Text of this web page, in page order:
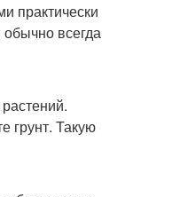
практически
всегда
грунт. Такую